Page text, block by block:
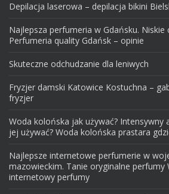
Depilacja laserowa – depilacja bikini
Najlepsza perfumeria w Gdańsku. Niskie
Perfumeria quality Gdańsk – opinie
Skuteczne odchudzanie dla leniwych
Fryzjer damski Katowice Kostuchna –
fryzjer
Woda kolońska jak używać? Intensywny
jej używać? Woda kolońska prastara
Najlepsze internetowe perfumerie w
mazowieckim. Tanie oryginalne perfumy
internetowy perfumy